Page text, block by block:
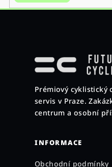
Prémiový cyklistický
servis v Praze.
centrum a osobní
INFORMACE
Obchodní podmínky